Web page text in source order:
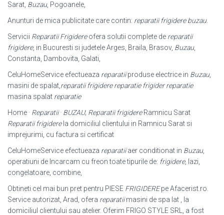
Sarat, Buzau, Pogoanele,
Anunturi de mica publicitate care contin: reparatii frigidere buzau.
Servicii Reparatii Frigidereofera solutii complete de reparatii
frigidere, in Bucuresti si judetele Arges, Braila, Brasov, Buzau,
Constanta, Dambovita, Galati,
CeluHomeService efectueaza reparatiiproduse electrice in Buzau,
masini de spalat, reparatii frigidere reparatie frigider reparatie
masina spalat reparatie
Home · Reparatii· BUZAU; Reparatii frigidereRamnicu Sarat
Reparatii frigiderela domiciliul clientului in Ramnicu Sarat si
imprejurimi, cu factura si certificat
CeluHomeService efectueaza reparatiiaer conditionat in Buzau,
operatiuni de Incarcam cu freon toate tipurile de: frigidere, lazi,
congelatoare, combine,
Obtineti cel mai bun pret pentru PIESE FRIGIDEREpe Afacerist.ro.
Service autorizat, Arad, ofera reparatiimasini de spa lat , la
domiciliul clientului sau atelier. Oferim FRIGO STYLE SRL, a fost